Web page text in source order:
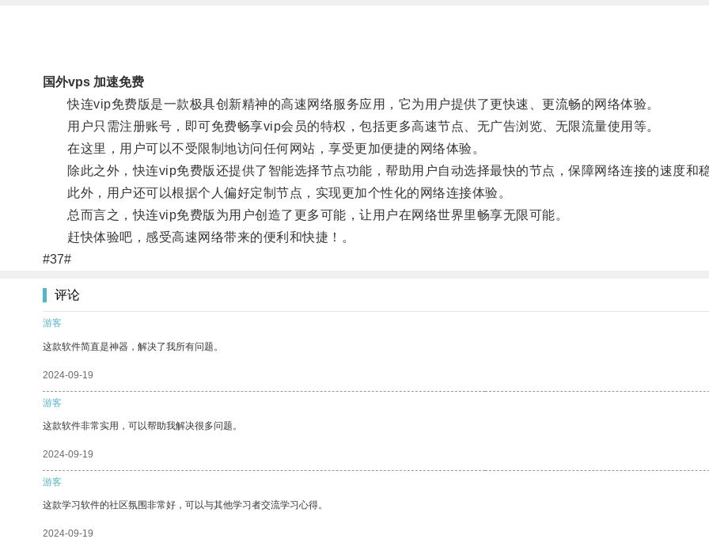
国外vps 加速免费
快连vip免费版是一款极具创新精神的高速网络服务应用，它为用户提供了更快速、更流畅的网络体验。
用户只需注册账号，即可免费畅享vip会员的特权，包括更多高速节点、无广告浏览、无限流量使用等。
在这里，用户可以不受限制地访问任何网站，享受更加便捷的网络体验。
除此之外，快连vip免费版还提供了智能选择节点功能，帮助用户自动选择最快的节点，保障网络连接的速度和稳
此外，用户还可以根据个人偏好定制节点，实现更加个性化的网络连接体验。
总而言之，快连vip免费版为用户创造了更多可能，让用户在网络世界里畅享无限可能。
赶快体验吧，感受高速网络带来的便利和快捷！。
#37#
评论
游客
这款软件简直是神器，解决了我所有问题。
2024-09-19
游客
这款软件非常实用，可以帮助我解决很多问题。
2024-09-19
游客
这款学习软件的社区氛围非常好，可以与其他学习者交流学习心得。
2024-09-19